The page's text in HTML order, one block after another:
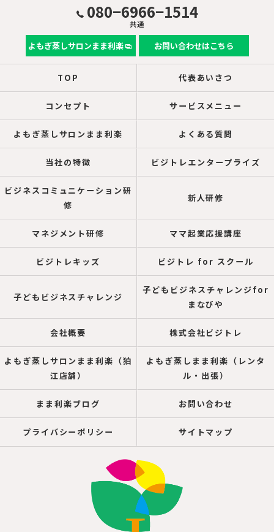
080−6966−1514
共通
よもぎ蒸しサロンまま利楽 お問い合わせはこちら
TOP 代表あいさつ
コンセプト サービスメニュー
よもぎ蒸しサロンまま利楽 よくある質問
当社の特徴 ビジトレエンタープライズ
ビジネスコミュニケーション研
修
新人研修
マネジメント研修 ママ起業応援講座
ビジトレキッズ ビジトレ for スクール
子どもビジネスチャレンジ
子どもビジネスチャレンジfor
まなびや
会社概要 株式会社ビジトレ
よもぎ蒸しサロンまま利楽（狛
江店舗）
よもぎ蒸しまま利楽（レンタ
ル・出張）
まま利楽ブログ お問い合わせ
プライバシーポリシー サイトマップ